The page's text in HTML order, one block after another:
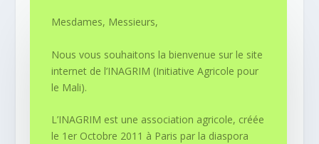
Mesdames, Messieurs,
Nous vous souhaitons la bienvenue sur le site
internet de l’INAGRIM (Initiative Agricole pour
le Mali).
L’INAGRIM est une association agricole, créée
le 1 er Octobre 2011 à Paris par la diaspora